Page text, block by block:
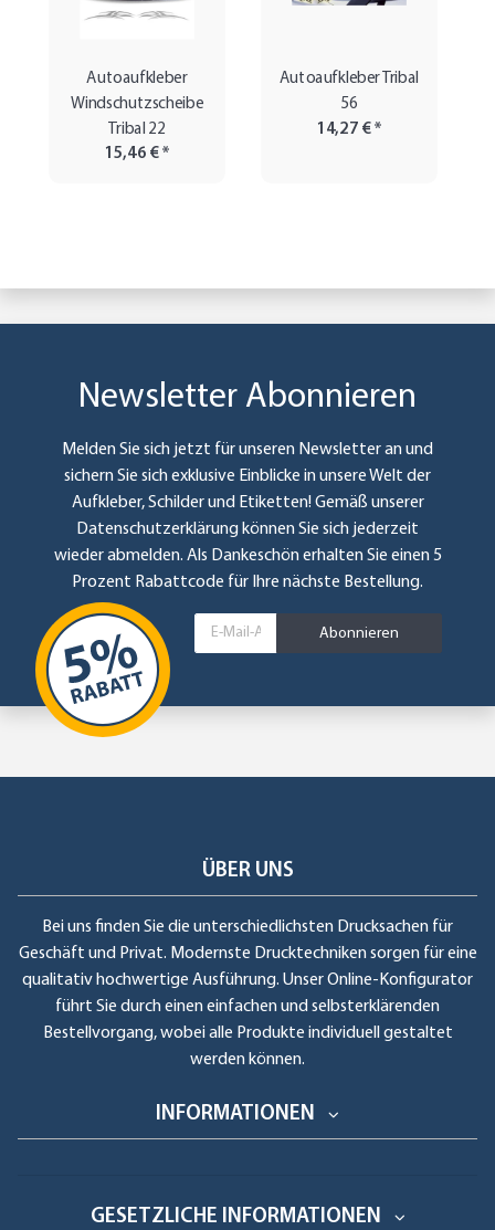
Autoaufkleber
Windschutzscheibe
Tribal 22
15,46 €*
Autoaufkleber Tribal
56
14,27 €*
Newsletter Abonnieren
Melden Sie sich jetzt für unseren Newsletter an und
sichern Sie sich exklusive Einblicke in unsere Welt der
Aufkleber, Schilder und Etiketten! Gemäß unserer
Datenschutzerklärungkönnen Sie sich jederzeit
wieder abmelden. Als Dankeschön erhalten Sie einen 5
Prozent Rabattcode für Ihre nächste Bestellung.
Abonnieren
ÜBER UNS
Bei uns finden Sie die unterschiedlichsten Drucksachen für
Geschäft und Privat. Modernste Drucktechniken sorgen für eine
qualitativ hochwertige Ausführung. Unser Online-Konfigurator
führt Sie durch einen einfachen und selbsterklärenden
Bestellvorgang, wobei alle Produkte individuell gestaltet
werden können.
INFORMATIONEN
GESETZLICHE INFORMATIONEN